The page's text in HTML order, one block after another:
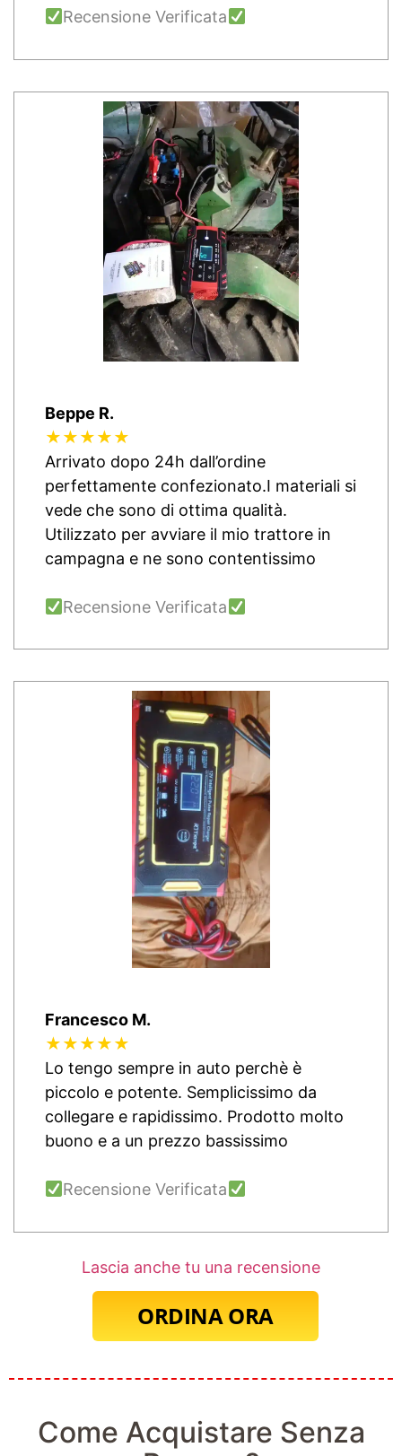
Recensione Verificata
Beppe R.
★★★★★
Arrivato dopo 24h dall’ordine
perfettamente confezionato.I materiali si
vede che sono di ottima qualità.
Utilizzato per avviare il mio trattore in
campagna e ne sono contentissimo
Recensione Verificata
Francesco M.
★★★★★
Lo tengo sempre in auto perchè è
piccolo e potente. Semplicissimo da
collegare e rapidissimo. Prodotto molto
buono e a un prezzo bassissimo
Recensione Verificata
Lascia anche tu una recensione
ORDINA ORA
Come Acquistare Senza